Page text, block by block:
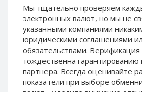
Мы тщательно проверяем
электронных валют, но мы не
указанными компаниями
юридическими соглашениями
обязательствами.
тождественна
партнера. Всегда оценивайте
показатели при выборе
Paymer RUB
Paymer UAH
Capitalist USD
Capitalist RUB
Capitalist EUR
Payoneer USD